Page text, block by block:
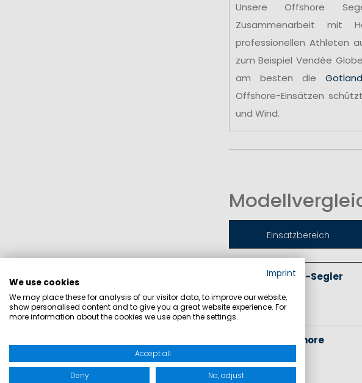
Unsere Offshore
Zusammenarbeit mit
professionellen Athleten
zum Beispiel Vendée
am besten die
Offshore-Einsätzen
und Wind.
Einsatzbereich
Jollen- & Skiff-Segler
Inshore
Imprint
We use cookies
We may place these for analysis of our visitor data, to improve our website,
show personalised content and to give you a great website experience. For
more information about the cookies we use open the settings.
Accept all
Deny No, adjust